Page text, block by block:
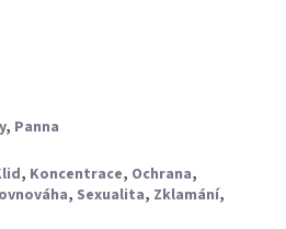
, Panna
, Koncentrace, Ochrana,
, Sexualita, Zklamání,